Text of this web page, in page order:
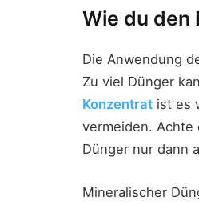
Wie du den
Die Anwendung
Zu viel Dünger
Konzentrat ist es
vermeiden. Achte
Dünger nur dann
Mineralischer